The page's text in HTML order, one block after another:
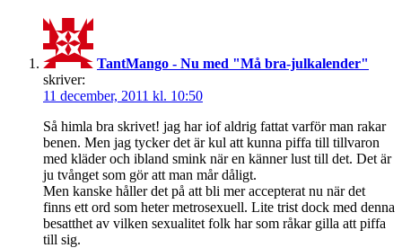
TantMango - Nu med "Må bra-julkalender"
skriver:
11 december, 2011 kl. 10:50
Så himla bra skrivet! jag har iof aldrig fattat varför man rakar
benen. Men jag tycker det är kul att kunna piffa till tillvaron
med kläder och ibland smink när en känner lust till det. Det är
ju tvånget som gör att man mår dåligt.
Men kanske håller det på att bli mer accepterat nu när det
finns ett ord som heter metrosexuell. Lite trist dock med denna
besatthet av vilken sexualitet folk har som råkar gilla att piffa
till sig.